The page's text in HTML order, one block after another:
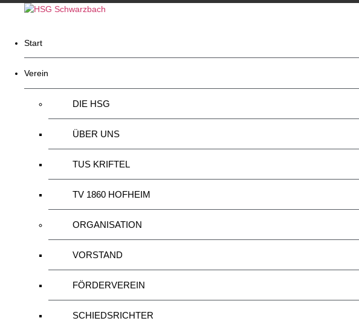
Zum
Start
Verein
DIE HSG
ÜBER UNS
TUS KRIFTEL
TV 1860 HOFHEIM
ORGANISATION
VORSTAND
FÖRDERVEREIN
SCHIEDSRICHTER